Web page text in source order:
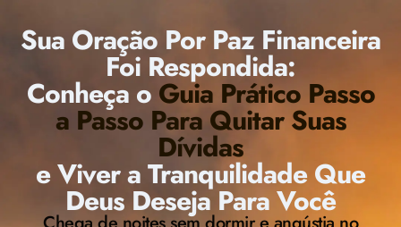
Sua Oração Por Paz Financeira
Foi Respondida:
Conheça o Guia Prático Passo
a Passo Para Quitar Suas
Dívidas
e Viver a Tranquilidade Que
Deus Deseja Para Você